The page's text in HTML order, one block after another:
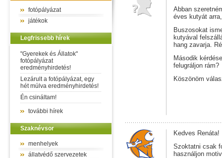
fotópályázat
játékok
Legfrissebb hírek
"Gyerekek és Állatok"
fotópályázat
eredményhirdetés!
Lezárult a fotópályázat, egy
hét múlva eredményhirdetés!
Én csináltam!
további hírek
Szaknévsor
menhelyek
állatvédő szervezetek
Abban
éves kutyát
Buszosokat
kutyával
hang zavarja.
Második
felugráljon rám?
Köszönöm
Kedves Renáta!
Szoktatni csak
használjon